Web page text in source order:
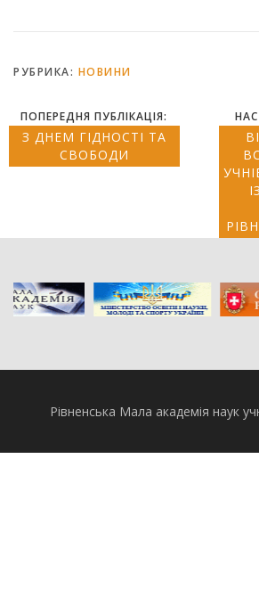
РУБРИКА: НОВИНИ
ПОПЕРЕДНЯ ПУБЛІКАЦІЯ:
З ДНЕМ ГІДНОСТІ ТА
СВОБОДИ
Рівненська Мала академія наук